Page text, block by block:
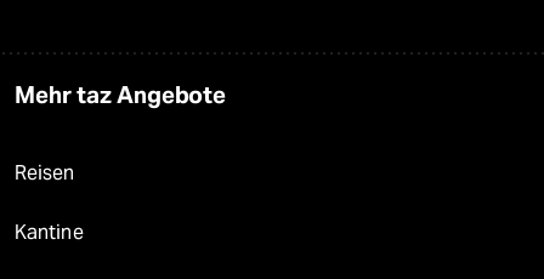
Mehr taz Angebote
Reisen
Kantine